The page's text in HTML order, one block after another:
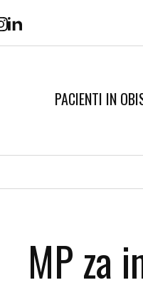
PACIENTI IN
MP za